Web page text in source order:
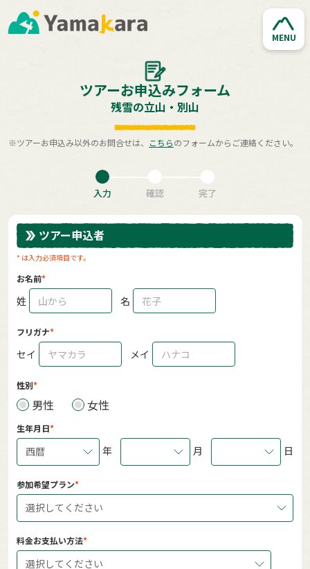
MENU
ツアーお申込みフォーム
残雪の立山・別山
※ツアーお申込み以外のお問合せは、 こちらのフォームからご連絡ください。
入力 確認 完了
ツアー申込者
* は入力必須項目です。
お名前
姓 名
フリガナ
セイ メイ
性別
男性 女性
生年月日
西暦 年 月 日
参加希望プラン
選択してください
料金お支払い方法
選択してください